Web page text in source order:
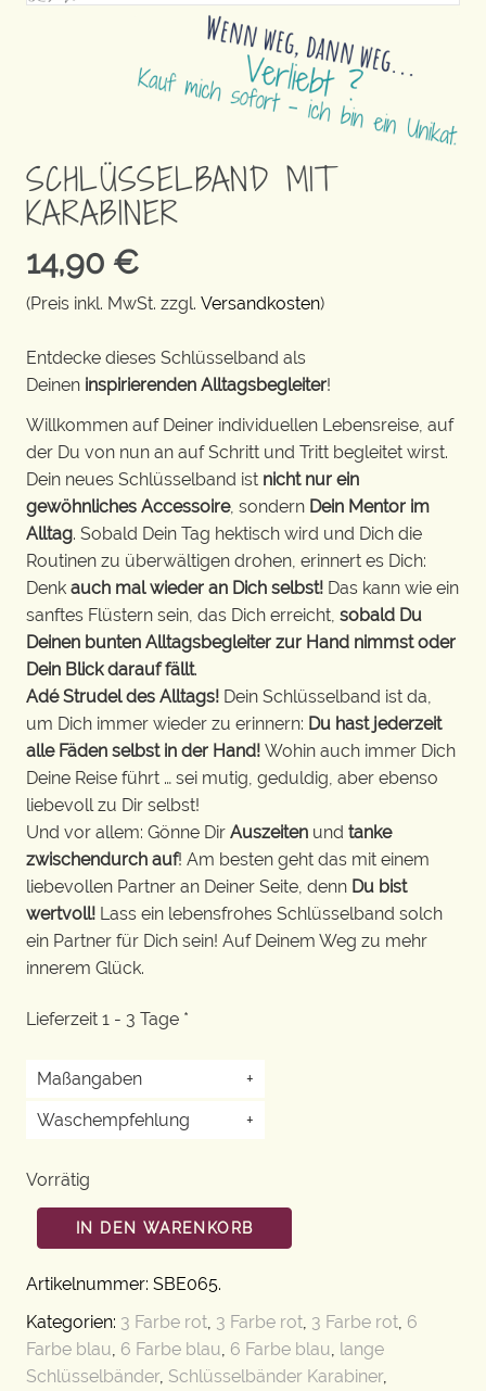
SCHLÜSSELBAND MIT
KARABINER
14,90 €
(Preis inkl. MwSt. zzgl. Versandkosten)
Entdecke dieses Schlüsselband als
Deinen inspirierenden Alltagsbegleiter!
Willkommen auf Deiner individuellen Lebensreise, auf
der Du von nun an auf Schritt und Tritt begleitet wirst.
Dein neues Schlüsselband ist nicht nur ein
gewöhnliches Accessoire, sondern Dein Mentor im
Alltag. Sobald Dein Tag hektisch wird und Dich die
Routinen zu überwältigen drohen, erinnert es Dich:
Denk auch mal wieder an Dich selbst! Das kann wie ein
sanftes Flüstern sein, das Dich erreicht, sobald Du
Deinen bunten Alltagsbegleiter zur Hand nimmst oder
Dein Blick darauf fällt.
Adé Strudel des Alltags! Dein Schlüsselband ist da,
um Dich immer wieder zu erinnern: Du hast jederzeit
alle Fäden selbst in der Hand! Wohin auch immer Dich
Deine Reise führt … sei mutig, geduldig, aber ebenso
liebevoll zu Dir selbst!
Und vor allem: Gönne Dir Auszeiten und tanke
zwischendurch auf! Am besten geht das mit einem
liebevollen Partner an Deiner Seite, denn Du bist
wertvoll! Lass ein lebensfrohes Schlüsselband solch
ein Partner für Dich sein! Auf Deinem Weg zu mehr
innerem Glück.
Lieferzeit 1 - 3 Tage *
Maßangaben
+
Waschempfehlung
+
Vorrätig
IN DEN WARENKORB
Artikelnummer: SBE065.
Kategorien: 3 Farbe rot 3 Farbe rot 3 Farbe rot 6
Farbe blau 6 Farbe blau 6 Farbe blau lange
Schlüsselbänder, Schlüsselbänder Karabiner,